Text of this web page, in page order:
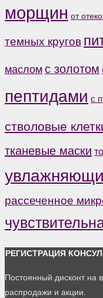
морщин от
темных кругов
маслом с золотом
пептидами с
стволовые
тканевые маски
рассеченное
РЕГИСТРАЦИЯ
Постоянный дисконт на
распродажи и акции.